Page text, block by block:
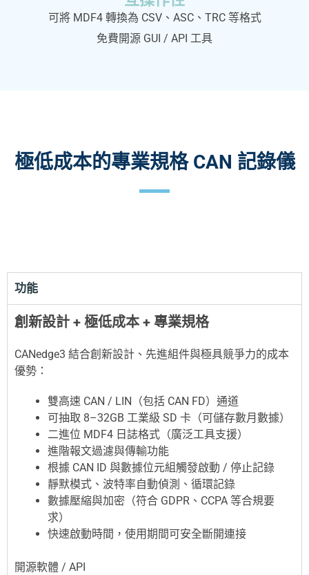
可將 MDF4 轉換為 CSV、ASC、TRC 等格式
免費開源 GUI / API 工具
極低成本的專業規格 CAN 記錄儀
功能
創新設計 + 極低成本 + 專業規格
CANedge3 結合創新設計、先進組件與極具競爭力的成本
優勢：
雙高速 CAN / LIN（包括 CAN FD）通道
可抽取 8–32GB 工業級 SD 卡（可儲存數月數據）
二進位 MDF4 日誌格式（廣泛工具支援）
進階報文過濾與傳輸功能
根據 CAN ID 與數據位元組觸發啟動 / 停止記錄
靜默模式、波特率自動偵測、循環記錄
數據壓縮與加密（符合 GDPR、CCPA 等合規要
求）
快速啟動時間，使用期間可安全斷開連接
開源軟體 / API